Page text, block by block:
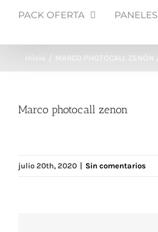
PACK OFERTA PANELES
Inicio MARCO PHOTOCALL ZENÓN
Marco photocall zenon
julio 20th, 2020 | Sin comentarios